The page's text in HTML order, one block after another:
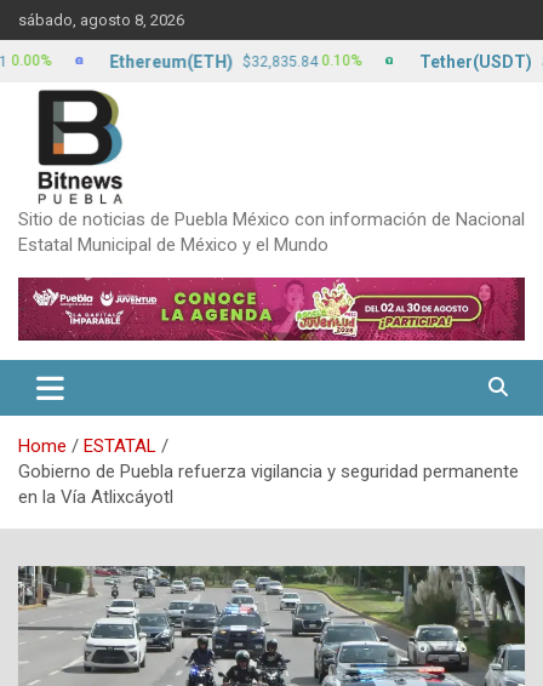
Skip
to
content
sábado, agosto 8, 2026
Sitio de noticias de Puebla México con información de Nacional
Estatal Municipal de México y el Mundo
Home
ESTATAL
Gobierno de Puebla refuerza vigilancia y seguridad permanente
en la Vía Atlixcáyotl
Ethereum(ETH) $32,835.84 0.10% Tether(USDT) $17.13